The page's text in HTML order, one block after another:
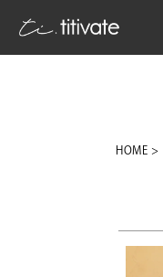
HOME